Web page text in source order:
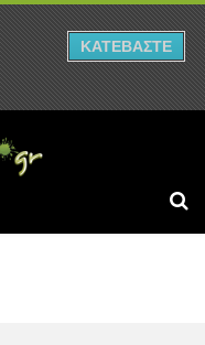
Ρεπορτάζ
ΚΑΤΕΒΑΣΤΕ